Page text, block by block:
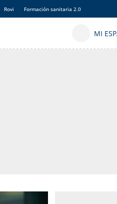
Rovi Formación sanitaria 2.0